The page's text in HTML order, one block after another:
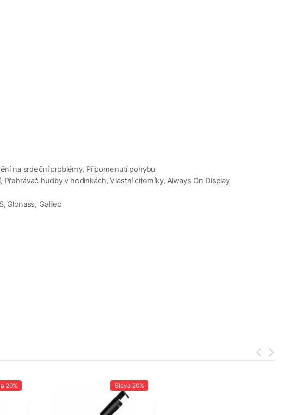
na srdeční problémy, Připomenutí pohybu
hudby v hodinkách, Vlastní ciferníky, Always On Display
Glonass, Galileo
20% Sleva 20%